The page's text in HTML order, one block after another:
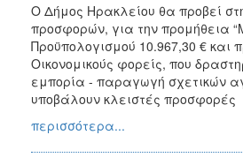
Ο Δήμος Ηρακλείου θα προβεί
προσφορών, για την προμήθεια
Προϋπολογισμού 10.967,30 € και
Οικονομικούς φορείς, που
εμπορία - παραγωγή σχετικών
υποβάλουν κλειστές προσφορές
περισσότερα...